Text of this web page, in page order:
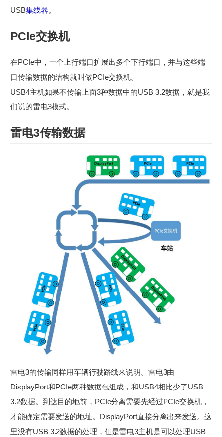
USB集线器。
PCIe交换机
在PCIe中，一个上行端口扩展出多个下行端口，并与这些端
口传输数据的结构就叫做PCIe交换机。
USB4主机如果不传输上面3种数据中的USB 3.2数据，就是我
们说的雷电3模式。
雷电3传输数据
雷电3的传输同样用车辆行驶路线来说明。雷电3由
DisplayPort和PCIe两种数据包组成，和USB4相比少了USB
3.2数据。到达目的地前，PCIe分离需要先经过PCIe交换机，
才能确定需要发送的地址。DisplayPort直接分离出来发送。这
里没有USB 3.2数据的处理，但是雷电3主机是可以处理USB